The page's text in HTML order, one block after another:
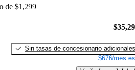
de $1,299
Sin tasas de concesionario adicionales
$676/mes